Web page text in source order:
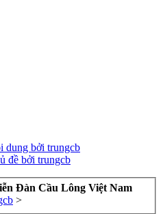
dung bởi trungcb
đề bởi trungcb
Đàn Cầu Lông Việt Nam
>